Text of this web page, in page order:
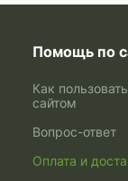
Помощь по
Как
сайтом
Вопрос-ответ
Оплата и